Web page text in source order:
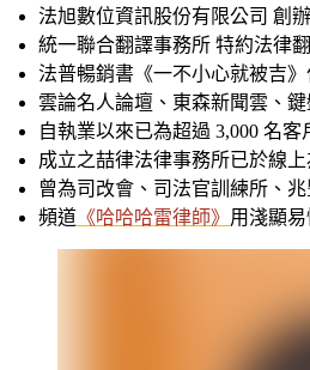
法旭數位資訊股份有限公司 創
統一聯合翻譯事務所 特約法律
法普暢銷書《一不小心就被吉
雲論名人論壇、東森新聞雲、
自執業以來已為超過 3,000 名
成立之喆律法律事務所已於線
曾為司改會、司法官訓練所、
頻道 《哈哈哈雷律師》 用淺顯